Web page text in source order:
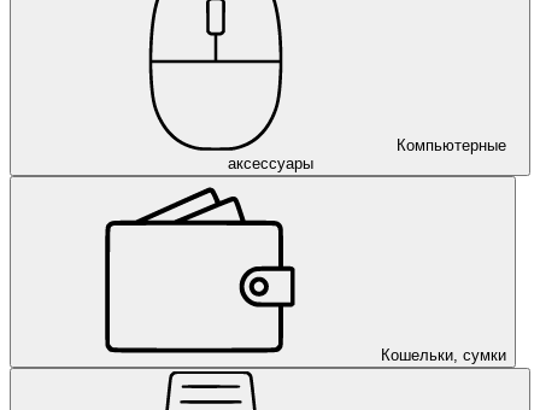
Компьютерные
аксессуары
Кошельки, сумки